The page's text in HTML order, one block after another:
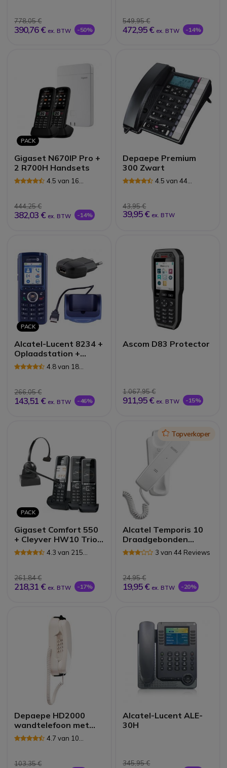
778,05 €
390,76 € ex. BTW -50%
549,95 €
472,95 € ex. BTW -14%
PACK
Gigaset N670IP Pro +
2 R700H Handsets
4.5 van 16
444,25 €
382,03 € ex. BTW -14%
Depaepe Premium
300 Zwart
4.5 van 44
43,95 €
39,95 € ex. BTW
PACK
Alcatel-Lucent 8234 +
Oplaadstation +
Stroomvoorziening
4.8 van 18
266,05 €
143,51 € ex. BTW -46%
Ascom D83 Protector
1.067,95 €
911,95 € ex. BTW -15%
PACK
Gigaset Comfort 550
+ Cleyver HW10 Trio
Pack
4.3 van 215
261,84 €
218,31 € ex. BTW -17%
IconTopverkoper
Alcatel Temporis 10
Draadgebonden
Telefoon (Wit)3 van 44 Reviews
24,95 €
19,95 € ex. BTW -20%
Depaepe HD2000
wandtelefoon met
toetsenbord (wit)
4.7 van 10
103,35 €
Alcatel-Lucent ALE-
30H
345,95 €